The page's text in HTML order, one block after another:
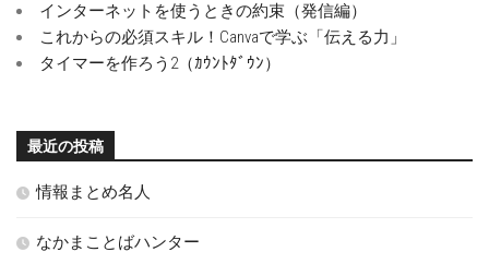
インターネットを使うときの約束（発信編）
これからの必須スキル！Canvaで学ぶ「伝える力」
タイマーを作ろう2（ｶｳﾝﾄﾀﾞｳﾝ）
最近の投稿
情報まとめ名人
なかまことばハンター